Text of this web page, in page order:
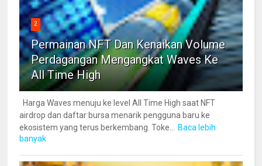
2
Permainan NFT Dan Kenaikan Volume
Perdagangan Mengangkat Waves Ke
All Time High
Harga Waves menuju ke level All Time High saat NFT
airdrop dan daftar bursa menarik pengguna baru ke
ekosistem yang terus berkembang. Toke...
Baca lebih
banyak